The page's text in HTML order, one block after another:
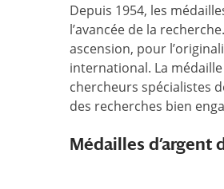
Depuis 1954, les
l’avancée de la
ascension, pour
international. La
chercheurs spécialistes
des recherches bien
Médailles d’argent